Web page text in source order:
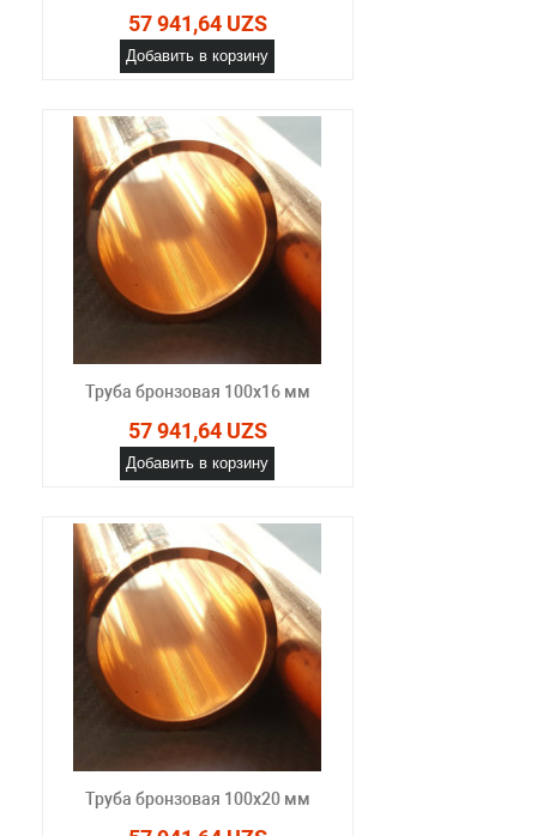
57 941,64 UZS
Добавить в корзину
Труба бронзовая 100x16 мм
57 941,64 UZS
Добавить в корзину
Труба бронзовая 100x20 мм